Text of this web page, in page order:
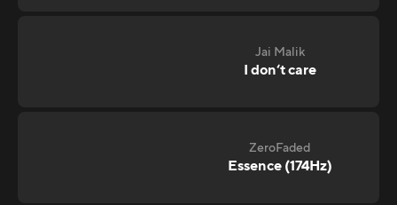
Jai Malik
I don‘t care
ZeroFaded
Essence (174Hz)